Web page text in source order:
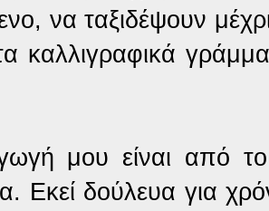
να ταξιδέψουν
καλλιγραφικά
μου είναι από το
Εκεί δούλευα για